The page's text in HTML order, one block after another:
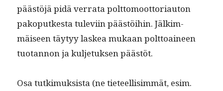
päästöjä pidä ver­ra­ta polt­to­moot­to­ri­au­ton
pakop­utkesta tule­vi­in päästöi­hin. Jälkim­
mäiseen täy­tyy laskea mukaan polt­toaineen
tuotan­non ja kul­je­tuk­sen päästöt.
Osa tutkimuk­sista (ne tieteel­lisim­mät, esim.